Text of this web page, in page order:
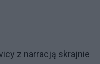
z narracją skrajnie